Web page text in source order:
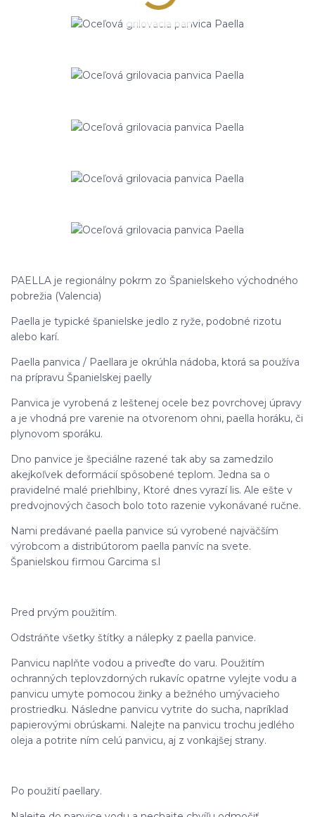
PAELLA je regionálny pokrm zo Španielskeho východného
pobrežia (Valencia)
Paella je typické španielske jedlo z ryže, podobné rizotu
alebo karí.
Paella panvica / Paellara je okrúhla nádoba, ktorá sa používa
na prípravu Španielskej paelly
Panvica je vyrobená z leštenej ocele bez povrchovej úpravy
a je vhodná pre varenie na otvorenom ohni, paella horáku, či
plynovom sporáku.
Dno panvice je špeciálne razené tak aby sa zamedzilo
akejkoľvek deformácií spôsobené teplom. Jedna sa o
pravidelné malé priehlbiny, Ktoré dnes vyrazí lis. Ale ešte v
predvojnových časoch bolo toto razenie vykonávané ručne.
Nami predávané paella panvice sú vyrobené najväčším
výrobcom a distribútorom paella panvíc na svete.
Španielskou firmou Garcima s.l
Pred prvým použitím.
Odstráňte všetky štítky a nálepky z paella panvice.
Panvicu naplňte vodou a priveďte do varu. Použitím
ochranných teplovzdorných rukavíc opatrne vylejte vodu a
panvicu umyte pomocou žinky a bežného umývacieho
prostriedku. Následne panvicu vytrite do sucha, napríklad
papierovými obrúskami. Nalejte na panvicu trochu jedlého
oleja a potrite ním celú panvicu, aj z vonkajšej strany.
Po použití paellary.